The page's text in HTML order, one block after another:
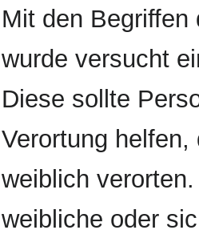
Mit den
wurde versucht
Diese sollte
Verortung
weiblich
weibliche oder